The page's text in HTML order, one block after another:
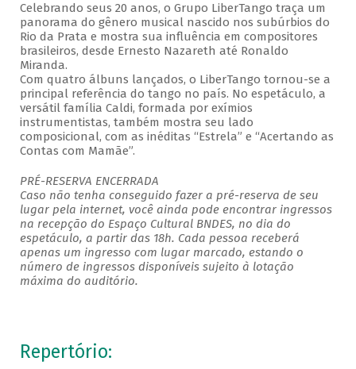
Celebrando seus 20 anos, o Grupo LiberTango traça um
panorama do gênero musical nascido nos subúrbios do
Rio da Prata e mostra sua influência em compositores
brasileiros, desde Ernesto Nazareth até Ronaldo
Miranda.
Com quatro álbuns lançados, o LiberTango tornou-se a
principal referência do tango no país. No espetáculo, a
versátil família Caldi, formada por exímios
instrumentistas, também mostra seu lado
composicional, com as inéditas “Estrela” e “Acertando as
Contas com Mamãe”.
PRÉ-RESERVA ENCERRADA
Caso não tenha conseguido fazer a pré-reserva de seu
lugar pela internet, você ainda pode encontrar ingressos
na recepção do Espaço Cultural BNDES, no dia do
espetáculo, a partir das 18h. Cada pessoa receberá
apenas um ingresso com lugar marcado, estando o
número de ingressos disponíveis sujeito à lotação
máxima do auditório.
Repertório: